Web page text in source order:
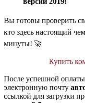
Вы готовы проверить
кто здесь настоящий
минуты! 🚀
Купить
После успешной
электронную почту
ссылкой для загрузки